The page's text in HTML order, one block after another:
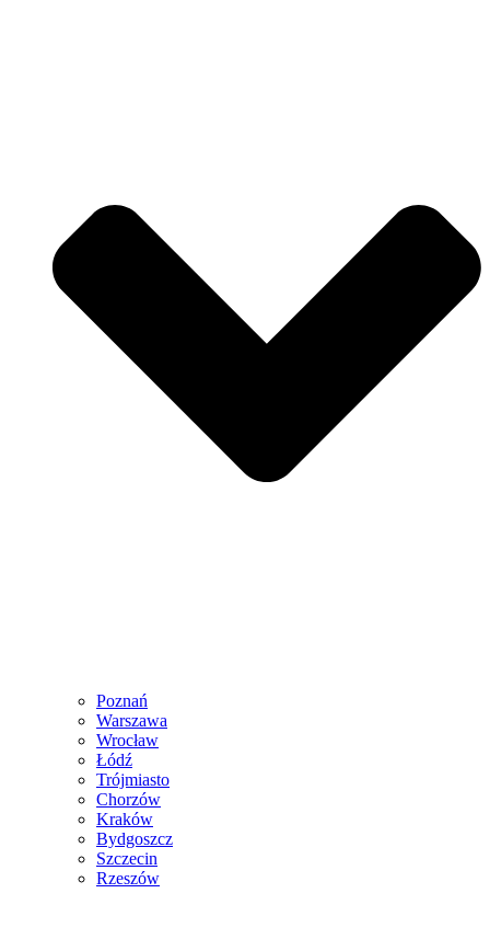
Poznań
Warszawa
Wrocław
Łódź
Trójmiasto
Chorzów
Kraków
Bydgoszcz
Szczecin
Rzeszów